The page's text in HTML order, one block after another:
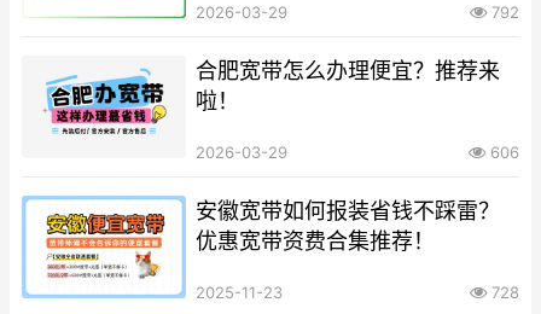
2026-03-29 792
合肥宽带怎么办理便宜？推荐来
啦！
2026-03-29 606
安徽宽带如何报装省钱不踩雷？
优惠宽带资费合集推荐！
2025-11-23 728